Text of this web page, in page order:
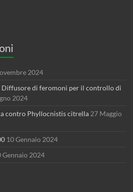
2024
Diffusore di feromoni per il controllo di
2024
contro Phyllocnistis citrella 27 Maggio
10 Gennaio 2024
Gennaio 2024